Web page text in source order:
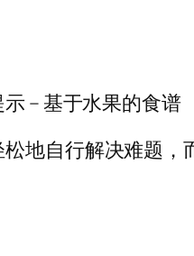
– 基于水果的食谱
地自行解决难题，